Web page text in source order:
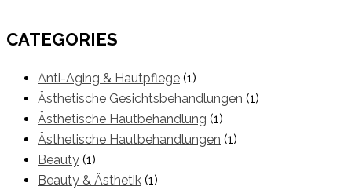
CATEGORIES
Anti-Aging & Hautpflege (1)
Ästhetische Gesichtsbehandlungen (1)
Ästhetische Hautbehandlung (1)
Ästhetische Hautbehandlungen (1)
Beauty (1)
Beauty & Ästhetik (1)